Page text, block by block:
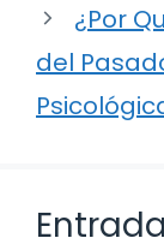
¿Por
del